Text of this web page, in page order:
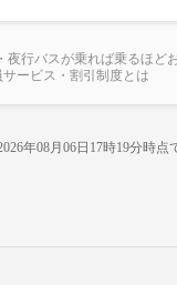
夜行バスが乗れば乗るほど
ービス・割引制度とは
年08月06日17時19分時点